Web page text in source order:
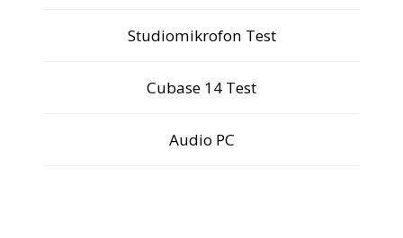
Studiomikrofon Test
Cubase 14 Test
Audio PC